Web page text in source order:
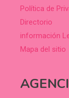
Política de
Directorio
información
Mapa del sitio